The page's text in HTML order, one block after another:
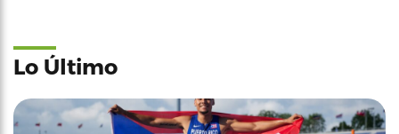
Lo Último